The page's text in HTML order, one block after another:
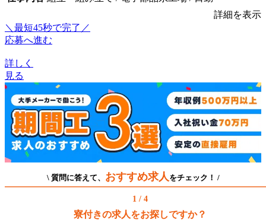
詳細を表示
＼最短45秒で完了／
応募へ進む
詳しく
見る
\ 質問に答えて、 おすすめ求人 をチェック！ /
1 / 4
寮付きの求人をお探しですか？